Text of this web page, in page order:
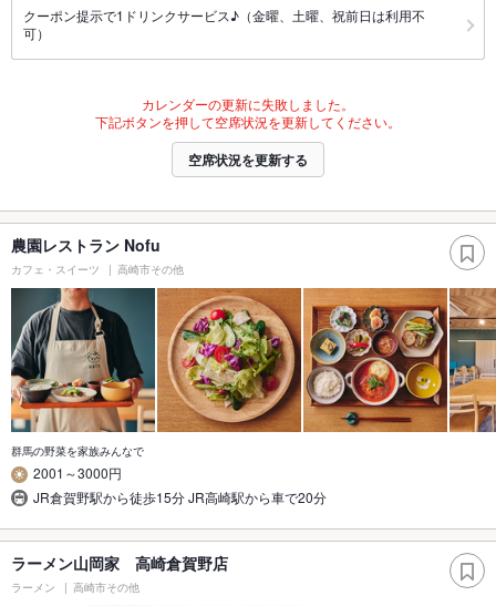
クーポン提示で1ドリンクサービス♪（金曜、土曜、祝前日は利用不
可）
カレンダーの更新に失敗しました。
下記ボタンを押して空席状況を更新してください。
空席状況を更新する
農園レストラン Nofu
カフェ・スイーツ 高崎市その他
群馬の野菜を家族みんなで
2001～3000円
JR倉賀野駅から徒歩15分 JR高崎駅から車で20分
ラーメン山岡家 高崎倉賀野店
ラーメン 高崎市その他